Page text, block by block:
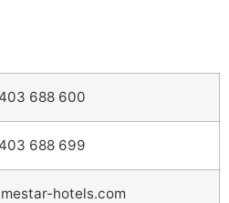
688 600
688 699
hotels.com